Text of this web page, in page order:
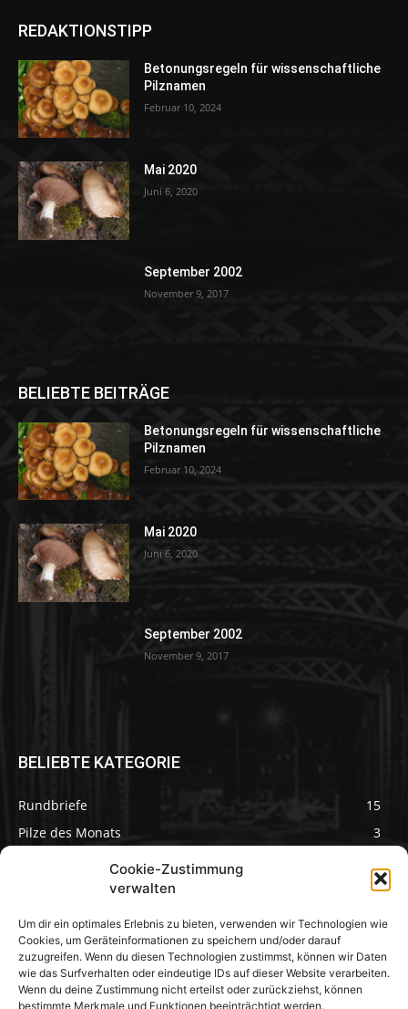
Cookie-Zustimmung
verwalten
Um dir ein optimales Erlebnis zu bieten, verwenden wir Technologien wie
Cookies, um Geräteinformationen zu speichern und/oder darauf
zuzugreifen. Wenn du diesen Technologien zustimmst, können wir Daten
wie das Surfverhalten oder eindeutige IDs auf dieser Website verarbeiten.
Wenn du deine Zustimmung nicht erteilst oder zurückziehst, können
bestimmte Merkmale und Funktionen beeinträchtigt werden.
REDAKTIONSTIPP
Betonungsregeln für wissenschaftliche
Pilznamen
Februar 10, 2024
Mai 2020
Juni 6, 2020
September 2002
November 9, 2017
BELIEBTE BEITRÄGE
Betonungsregeln für wissenschaftliche
Pilznamen
Februar 10, 2024
Mai 2020
Juni 6, 2020
September 2002
November 9, 2017
BELIEBTE KATEGORIE
Rundbriefe
15
Pilze des Monats
3
Pilzseite
Seltene Pilze aus
Mainfranken und
Deutschland